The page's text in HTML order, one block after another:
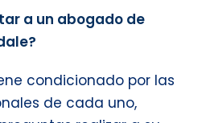
a un abogado de
condicionado por las
de cada uno,